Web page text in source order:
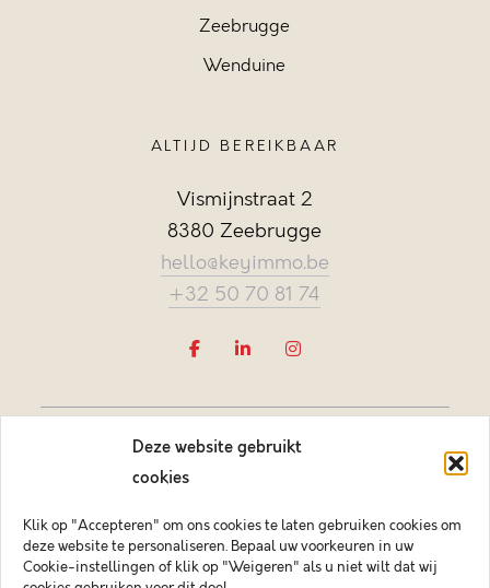
Deze website gebruikt
cookies
Klik op "Accepteren" om ons cookies te laten gebruiken cookies om
deze website te personaliseren. Bepaal uw voorkeuren in uw
Cookie-instellingen of klik op "Weigeren" als u niet wilt dat wij
Zeebrugge
Wenduine
ALTIJD BEREIKBAAR
Vismijnstraat 2
8380 Zeebrugge
hello@keyimmo.be
+32 50 70 81 74
Vastgoedmakelaar-bemiddelaar BIV België BIV 505084